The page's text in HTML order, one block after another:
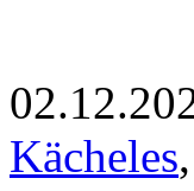
Kächeles,